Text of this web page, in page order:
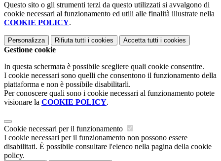
Questo sito o gli strumenti terzi da questo utilizzati si avvalgono di
cookie necessari al funzionamento ed utili alle finalità illustrate nella
COOKIE POLICY.
Personalizza Rifiuta tutti i cookies Accetta tutti i cookies
Gestione cookie
In questa schermata è possibile scegliere quali cookie consentire.
I cookie necessari sono quelli che consentono il funzionamento della
piattaforma e non è possibile disabilitarli.
Per conoscere quali sono i cookie necessari al funzionamento potete
visionare la COOKIE POLICY.
Cookie necessari per il funzionamento
I cookie necessari per il funzionamento non possono essere
disabilitati. È possibile consultare l'elenco nella pagina della cookie
policy.